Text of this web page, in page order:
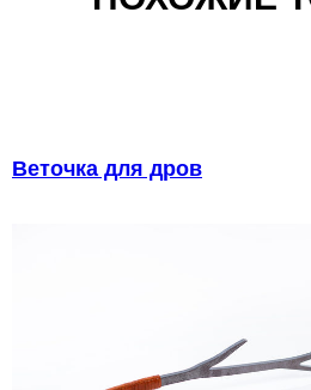
Веточка для дров